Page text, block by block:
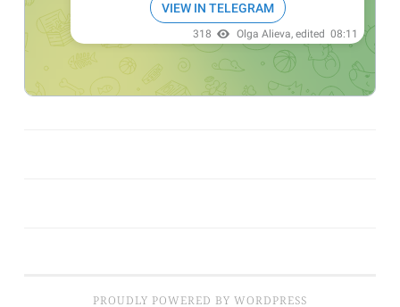
PROUDLY POWERED BY WORDPRESS